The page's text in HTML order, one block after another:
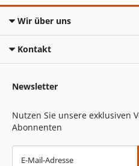
Wir über uns
Kontakt
Newsletter
Nutzen Sie unsere exklusiven
Abonnenten
E-Mail-Adresse